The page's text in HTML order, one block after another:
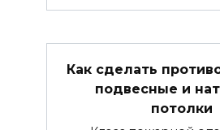
Как сделать
подвесные и
потолки